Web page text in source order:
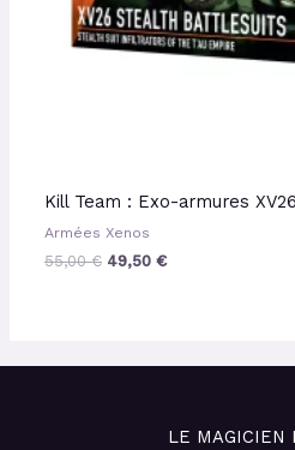
Kill Team : Exo-armures
Armées Xenos
55,00€ 49,50€
LE MAGICIEN